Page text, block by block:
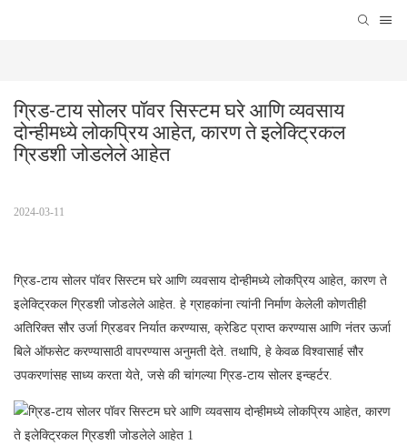
ग्रिड-टाय सोलर पॉवर सिस्टम घरे आणि व्यवसाय
दोन्हीमध्ये लोकप्रिय आहेत, कारण ते इलेक्ट्रिकल
ग्रिडशी जोडलेले आहेत
2024-03-11
ग्रिड-टाय सोलर पॉवर सिस्टम घरे आणि व्यवसाय दोन्हीमध्ये लोकप्रिय आहेत, कारण ते
इलेक्ट्रिकल ग्रिडशी जोडलेले आहेत. हे ग्राहकांना त्यांनी निर्माण केलेली कोणतीही
अतिरिक्त सौर उर्जा ग्रिडवर निर्यात करण्यास, क्रेडिट प्राप्त करण्यास आणि नंतर ऊर्जा
बिले ऑफसेट करण्यासाठी वापरण्यास अनुमती देते. तथापि, हे केवळ विश्वासार्ह सौर
उपकरणांसह साध्य करता येते, जसे की चांगल्या ग्रिड-टाय सोलर इन्व्हर्टर.